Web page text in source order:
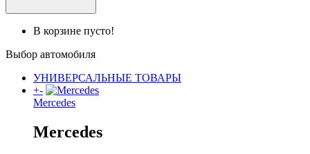
В корзине пусто!
Выбор автомобиля
УНИВЕРСАЛЬНЫЕ ТОВАРЫ
+-
Mercedes
Mercedes